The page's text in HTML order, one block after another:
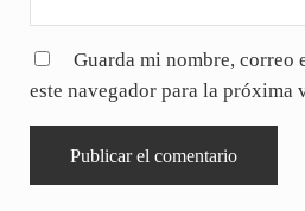
Guarda mi nombre, correo
este navegador para la próxima